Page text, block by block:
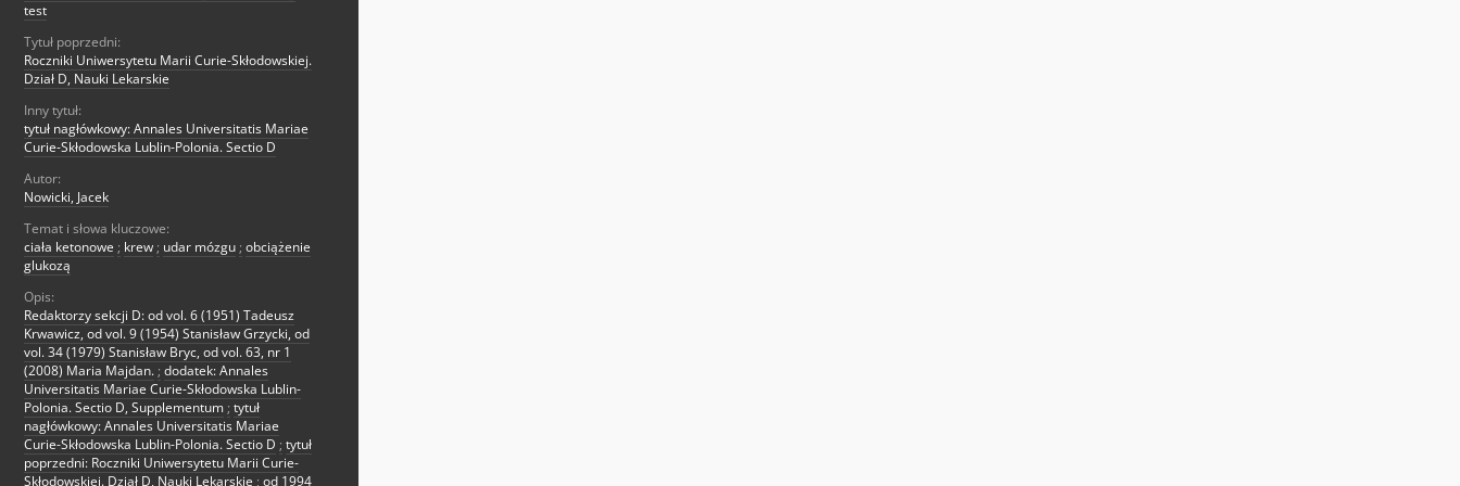
test
Tytuł poprzedni:
Roczniki Uniwersytetu Marii Curie-Skłodowskiej.
Dział D, Nauki Lekarskie
Inny tytuł:
tytuł nagłówkowy: Annales Universitatis Mariae
Curie-Skłodowska Lublin-Polonia. Sectio D
Autor:
Nowicki, Jacek
Temat i słowa kluczowe:
ciała ketonowe ; krew ; udar mózgu ; obciążenie
glukozą
Opis:
Redaktorzy sekcji D: od vol. 6 (1951) Tadeusz
Krwawicz, od vol. 9 (1954) Stanisław Grzycki, od
vol. 34 (1979) Stanisław Bryc, od vol. 63, nr 1
(2008) Maria Majdan. ; dodatek: Annales
Universitatis Mariae Curie-Skłodowska Lublin-
Polonia. Sectio D, Supplementum ; tytuł
nagłówkowy: Annales Universitatis Mariae
Curie-Skłodowska Lublin-Polonia. Sectio D ; tytuł
poprzedni: Roczniki Uniwersytetu Marii Curie-
Skłodowskiej. Dział D, Nauki Lekarskie ; od 1994